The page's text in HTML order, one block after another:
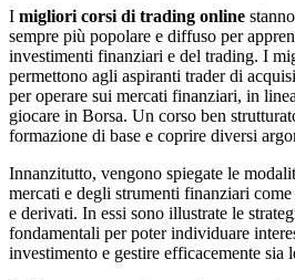
I migliori corsi di trading online
sempre più popolare e diffuso per
investimenti finanziari e del trading. I
permettono agli aspiranti trader di
per operare sui mercati finanziari, in
giocare in Borsa. Un corso ben
formazione di base e coprire diversi
Innanzitutto, vengono spiegate le
mercati e degli strumenti finanziari
e derivati. In essi sono illustrate le
fondamentali per poter individuare
investimento e gestire efficacemente sia